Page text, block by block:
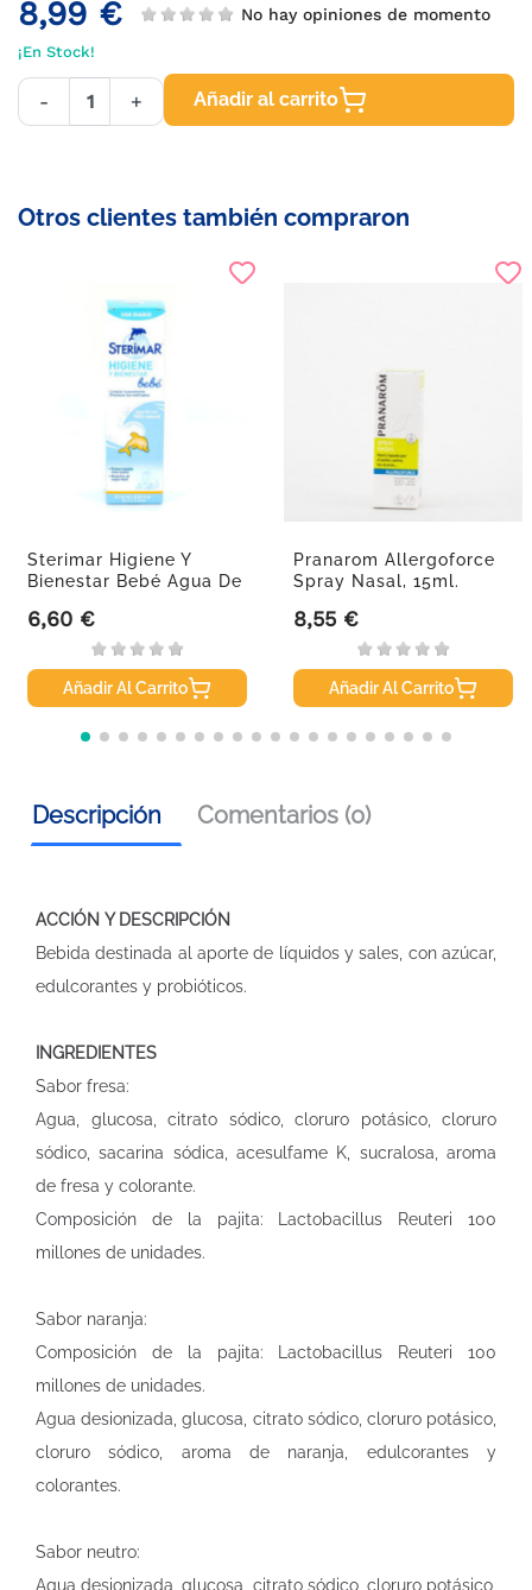
8,99 € No hay opiniones de momento
¡En Stock!
- + Añadir al carrito
Otros clientes también compraron
Sterimar Higiene Y
Bienestar Bebé Agua De
Precio
6,60 €
Añadir Al Carrito
Pranarom Allergoforce
Spray Nasal, 15ml.
Precio
8,55 €
Añadir Al Carrito
Descripción Comentarios (0)
ACCIÓN Y DESCRIPCIÓN
Bebida destinada al aporte de líquidos y sales, con azúcar,
edulcorantes y probióticos.
INGREDIENTES
Sabor fresa:
Agua, glucosa, citrato sódico, cloruro potásico, cloruro
sódico, sacarina sódica, acesulfame K, sucralosa, aroma
de fresa y colorante.
Composición de la pajita: Lactobacillus Reuteri 100
millones de unidades.
Sabor naranja:
Composición de la pajita: Lactobacillus Reuteri 100
millones de unidades.
Agua desionizada, glucosa, citrato sódico, cloruro potásico,
cloruro sódico, aroma de naranja, edulcorantes y
colorantes.
Sabor neutro:
Agua desionizada, glucosa, citrato sódico, cloruro potásico,